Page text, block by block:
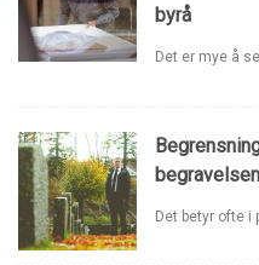
byrå
Det er mye å
begravelsen
Det betyr ofte